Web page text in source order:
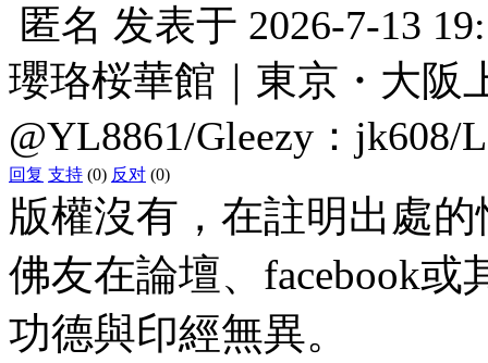
匿名 发表于 2026-7-13
瓔珞桜華館｜東京・大阪
@YL8861/Gleezy：jk608/
回复 支持 (0) 反对 (0)
版權沒有，在註明出處
佛友在論壇、facebook
功德與印經無異。